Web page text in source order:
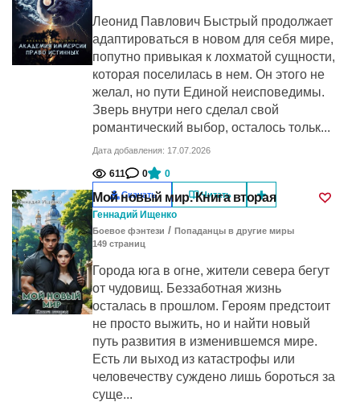
Леонид Павлович Быстрый продолжает
адаптироваться в новом для себя мире,
попутно привыкая к лохматой сущности,
которая поселилась в нем. Он этого не
желал, но пути Единой неисповедимы.
Зверь внутри него сделал свой
романтический выбор, осталось тольк...
Дата добавления: 17.07.2026
611 0 0
Скачать Читать
Мой новый мир. Книга вторая
Геннадий Ищенко
Боевое фэнтези / Попаданцы в другие миры
149 cтраниц
Города юга в огне, жители севера бегут
от чудовищ. Беззаботная жизнь
осталась в прошлом. Героям предстоит
не просто выжить, но и найти новый
путь развития в изменившемся мире.
Есть ли выход из катастрофы или
человечеству суждено лишь бороться за
суще...